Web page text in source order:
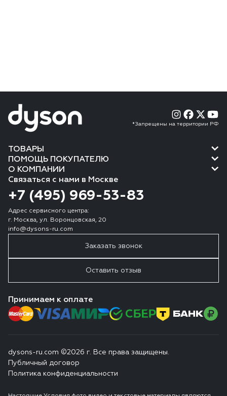
*Запрещены на территории РФ
ТОВАРЫ
ПОМОЩЬ ПОКУПАТЕЛЮ
О КОМПАНИИ
Связаться с нами в Москве
+7 (495) 969-53-83
Адрес сервисного центра:
г. Москва, ул. Воронцовская, 20
info@dysons-ru.com
Заказать звонок
Оставить отзыв
Принимаем к оплате
dysons-ru.com ©2026 г. Все права защищены.
Публичный договор
Политика конфиденциальности